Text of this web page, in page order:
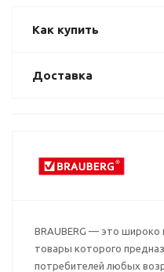
Как купить
Доставка
BRAUBERG — это широко
товары которого
потребителей любых